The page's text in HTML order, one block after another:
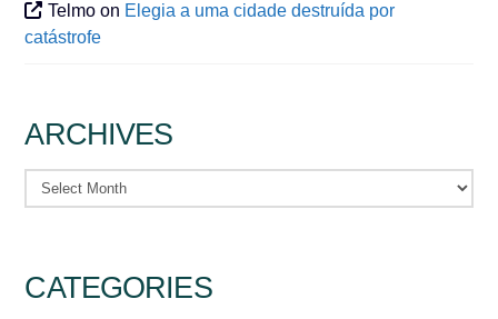
Telmo on Elegia a uma cidade destruída por
catástrofe
ARCHIVES
Archives
CATEGORIES